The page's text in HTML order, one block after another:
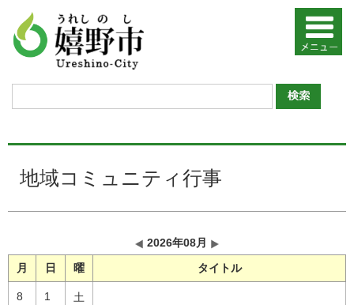
地域コミュニティ行事
2026年08月
月
日 曜 タイトル
8 1 土